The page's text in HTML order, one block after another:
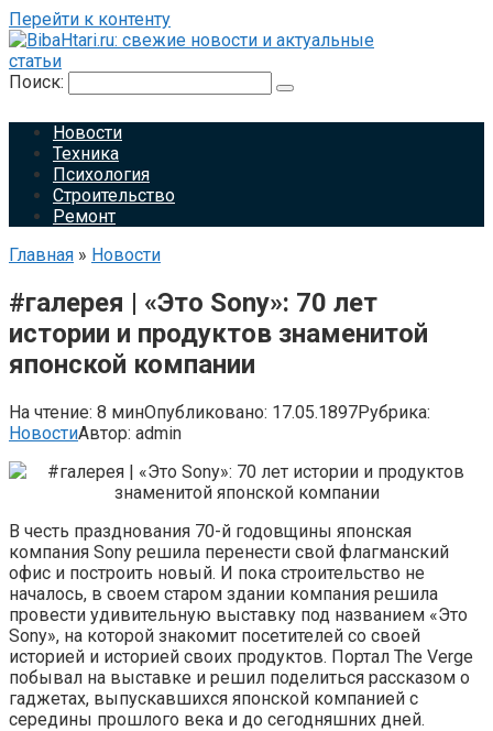
Перейти к контенту
Поиск:
Новости
Техника
Психология
Строительство
Ремонт
Главная » Новости
#галерея | «Это Sony»: 70 лет
истории и продуктов знаменитой
японской компании
На чтение: 8 минОпубликовано: 17.05.1897Рубрика:
НовостиАвтор: admin
В честь празднования 70-й годовщины японская
компания Sony решила перенести свой флагманский
офис и построить новый. И пока строительство не
началось, в своем старом здании компания решила
провести удивительную выставку под названием «Это
Sony», на которой знакомит посетителей со своей
историей и историей своих продуктов. Портал The Verge
побывал на выставке и решил поделиться рассказом о
гаджетах, выпускавшихся японской компанией с
середины прошлого века и до сегодняшних дней.